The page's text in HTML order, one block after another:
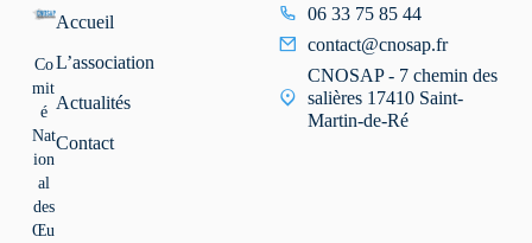
Co
mit
é
Nat
ion
al
des
Œu
Accueil
L’association
Actualités
Contact
06 33 75 85 44
contact@cnosap.fr
CNOSAP - 7 chemin des
salières 17410 Saint-
Martin-de-Ré